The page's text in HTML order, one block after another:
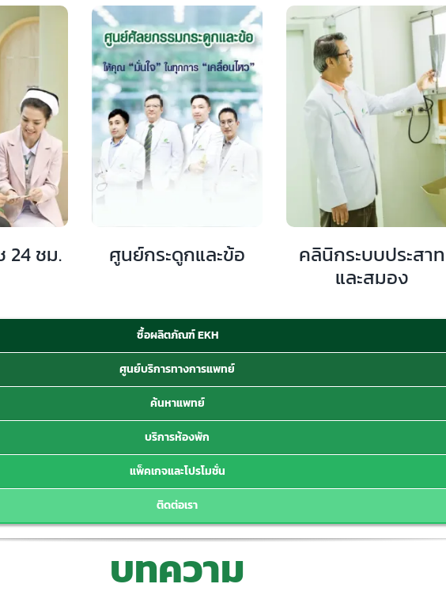
24 ชม. ศูนย์กระดูกและข้อ
คลินิกระบบประสาท
และสมอง
ซื้อผลิตภัณฑ์ EKH
ศูนย์บริการทางการแพทย์
ค้นหาแพทย์
บริการห้องพัก
แพ็คเกจและโปรโมชั่น
ติดต่อเรา
บทความ